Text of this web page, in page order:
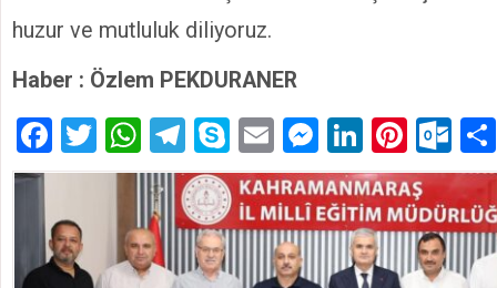
huzur ve mutluluk diliyoruz.
Haber : Özlem PEKDURANER
Facebook
Twitter
WhatsApp
Telegram
SkypeEmailMessenger
LinkedIn